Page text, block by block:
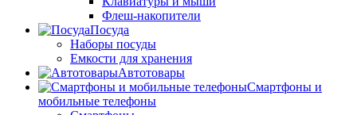
Флеш-накопители
Посуда
Наборы посуды
Емкости для хранения
Автотовары
Смартфоны и
мобильные телефоны